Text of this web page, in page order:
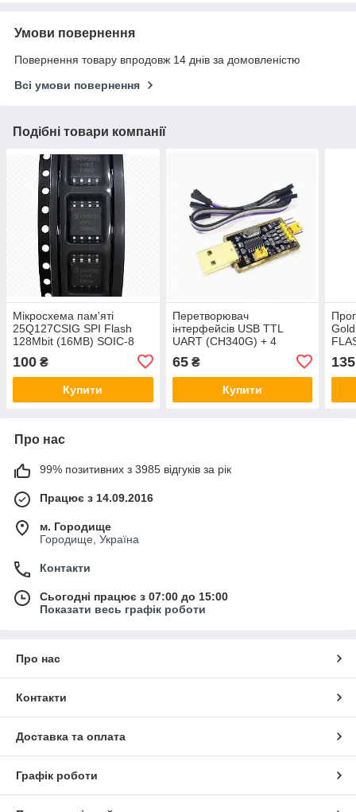
Умови повернення
Повернення товару впродовж 14 днів за домовленістю
Всі умови повернення
Подібні товари компанії
Мікросхема пам'яті
25Q127CSIG SPI Flash
128Mbit (16MB) SOIC-8
100 ₴
Купити
Перетворювач
інтерфейсів USB TTL
UART (CH340G) + 4
65₴
Купити
135
Про нас
99% позитивних з 3985 відгуків за рік
Працює з 14.09.2016
м. Городище
Городище, Україна
Контакти
Сьогодні працює з 07:00 до 15:00
Показати весь графік роботи
Про нас
Контакти
Доставка та оплата
Графік роботи